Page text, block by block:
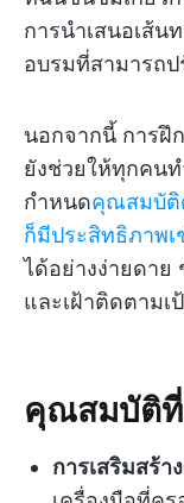
การนำเสนอเส้น
อบรมที่สามารถป
นอกจากนี้ การฝึ
ยังช่วยให้ทุกคน
กำหนดคุณสมบัติ
ก็มีประสิทธิภาพ
ได้อย่างง่ายดา
และเฝ้าติดตามเ
คุณสมบัติ
การเสริมสร้